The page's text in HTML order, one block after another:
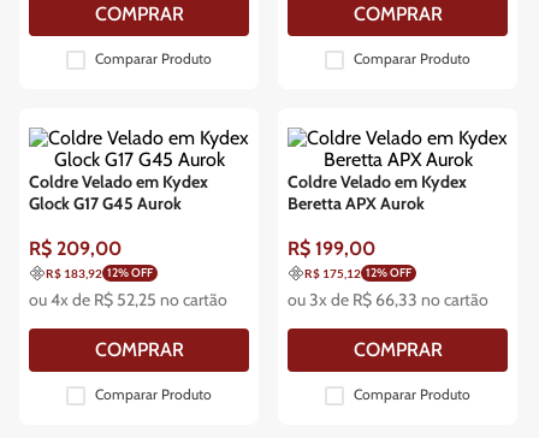
COMPRAR
Comparar Produto
COMPRAR
Comparar Produto
Coldre Velado em Kydex
Glock G17 G45 Aurok
R$ 209,00
R$ 183,92 12% OFF
ou4x de R$ 52,25 no cartão
COMPRAR
Comparar Produto
Coldre Velado em Kydex
Beretta APX Aurok
R$ 199,00
R$ 175,12 12% OFF
ou3x de R$ 66,33 no cartão
COMPRAR
Comparar Produto